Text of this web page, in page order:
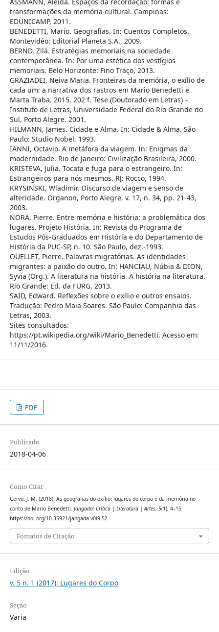
transformações da memória cultural. Campinas:
EDUNICAMP, 2011.
BENEDETTI, Mario. Geografías. In: Cuentos Completos.
Montevidéo: Editorial Planeta S.A., 2009.
BERND, Zilá. Estratégias memoriais na sociedade
contemporânea. In: Por uma estética dos vestígios
memoriais. Belo Horizonte: Fino Traço, 2013.
GRAZIADEI, Neiva Maria. Fronteiras da memória, o exílio de
cada um: a narrativa dos rastros em Mario Benedetti e
Marta Traba. 2015. 202 f. Tese (Doutorado em Letras) –
Instituto de Letras, Universidade Federal do Rio Grande do
Sul, Porto Alegre. 2001.
HILMANN, James. Cidade e Alma. In: Cidade & Alma. São
Paulo: Studio Nobel, 1993.
IANNI, Octavio. A metáfora da viagem. In: Enigmas da
modernidade. Rio de Janeiro: Civilização Brasileira, 2000.
KRISTEVA, Julia. Tocata e fuga para o estrangeiro. In:
Estrangeiros para nós mesmos. RJ: Rocco, 1994.
KRYSINSKI, Wladimir. Discurso de viagem e senso de
alteridade. Organon, Porto Alegre, v. 17, n. 34, pp. 21-43,
2003.
NORA, Pierre. Entre memória e história: a problemática dos
lugares. Projeto História. In: Revista do Programa de
Estudos Pós-Graduados em História e do Departamento de
História da PUC-SP, n. 10. São Paulo, dez.-1993.
OUELLET, Pierre. Palavras migratórias. As identidades
migrantes: a paixão do outro. In: HANCIAU, Núbia & DION,
Syvia (Org.). A literatura na história. A história na literatura.
Rio Grande: Ed. da FURG, 2013.
SAID, Edward. Reflexões sobre o exílio e outros ensaios.
Tradução: Pedro Maia Soares. São Paulo: Companhia das
Letras, 2003.
Sites consultados:
https://pt.wikipedia.org/wiki/Mario_Benedetti. Acesso em:
11/11/2016.
PDF
Publicado
2018-04-06
Como Citar
Cervo, J. M. (2018). As geografias do exílio: lugares do corpo e da memória no
conto de Mario Benedetti. Jangada: Crítica | Literatura | Artes, 5(1), 4–15.
https://doi.org/10.35921/jangada.v0i9.52
Fomatos de Citação
Edição
v. 5 n. 1 (2017): Lugares do Corpo
Seção
Varia